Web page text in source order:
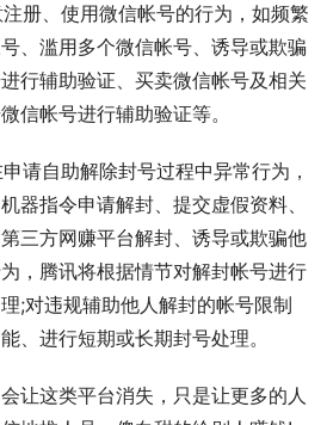
册、使用微信帐号的行为，如频繁
、滥用多个微信帐号、诱导或欺骗
行辅助验证、买卖微信帐号及相关
信帐号进行辅助验证等。
请自助解除封号过程中异常行为，
器指令申请解封、提交虚假资料、
三方网赚平台解封、诱导或欺骗他
，腾讯将根据情节对解封帐号进行
;对违规辅助他人解封的帐号限制
、进行短期或长期封号处理。
让这类平台消失，只是让更多的人